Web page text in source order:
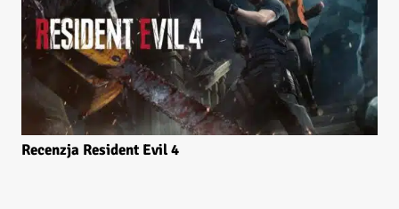
Recenzja Resident Evil 4